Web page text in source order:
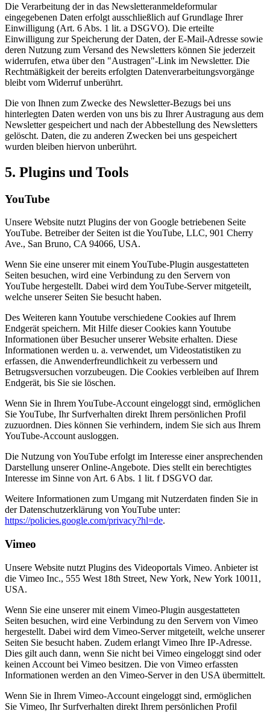
Die Verarbeitung der in das Newsletteranmeldeformular
eingegebenen Daten erfolgt ausschließlich auf Grundlage Ihrer
Einwilligung (Art. 6 Abs. 1 lit. a DSGVO). Die erteilte
Einwilligung zur Speicherung der Daten, der E-Mail-Adresse sowie
deren Nutzung zum Versand des Newsletters können Sie jederzeit
widerrufen, etwa über den "Austragen"-Link im Newsletter. Die
Rechtmäßigkeit der bereits erfolgten Datenverarbeitungsvorgänge
bleibt vom Widerruf unberührt.
Die von Ihnen zum Zwecke des Newsletter-Bezugs bei uns
hinterlegten Daten werden von uns bis zu Ihrer Austragung aus dem
Newsletter gespeichert und nach der Abbestellung des Newsletters
gelöscht. Daten, die zu anderen Zwecken bei uns gespeichert
wurden bleiben hiervon unberührt.
5. Plugins und Tools
YouTube
Unsere Website nutzt Plugins der von Google betriebenen Seite
YouTube. Betreiber der Seiten ist die YouTube, LLC, 901 Cherry
Ave., San Bruno, CA 94066, USA.
Wenn Sie eine unserer mit einem YouTube-Plugin ausgestatteten
Seiten besuchen, wird eine Verbindung zu den Servern von
YouTube hergestellt. Dabei wird dem YouTube-Server mitgeteilt,
welche unserer Seiten Sie besucht haben.
Des Weiteren kann Youtube verschiedene Cookies auf Ihrem
Endgerät speichern. Mit Hilfe dieser Cookies kann Youtube
Informationen über Besucher unserer Website erhalten. Diese
Informationen werden u. a. verwendet, um Videostatistiken zu
erfassen, die Anwenderfreundlichkeit zu verbessern und
Betrugsversuchen vorzubeugen. Die Cookies verbleiben auf Ihrem
Endgerät, bis Sie sie löschen.
Wenn Sie in Ihrem YouTube-Account eingeloggt sind, ermöglichen
Sie YouTube, Ihr Surfverhalten direkt Ihrem persönlichen Profil
zuzuordnen. Dies können Sie verhindern, indem Sie sich aus Ihrem
YouTube-Account ausloggen.
Die Nutzung von YouTube erfolgt im Interesse einer ansprechenden
Darstellung unserer Online-Angebote. Dies stellt ein berechtigtes
Interesse im Sinne von Art. 6 Abs. 1 lit. f DSGVO dar.
Weitere Informationen zum Umgang mit Nutzerdaten finden Sie in
der Datenschutzerklärung von YouTube unter:
https://policies.google.com/privacy?hl=de.
Vimeo
Unsere Website nutzt Plugins des Videoportals Vimeo. Anbieter ist
die Vimeo Inc., 555 West 18th Street, New York, New York 10011,
USA.
Wenn Sie eine unserer mit einem Vimeo-Plugin ausgestatteten
Seiten besuchen, wird eine Verbindung zu den Servern von Vimeo
hergestellt. Dabei wird dem Vimeo-Server mitgeteilt, welche unserer
Seiten Sie besucht haben. Zudem erlangt Vimeo Ihre IP-Adresse.
Dies gilt auch dann, wenn Sie nicht bei Vimeo eingeloggt sind oder
keinen Account bei Vimeo besitzen. Die von Vimeo erfassten
Informationen werden an den Vimeo-Server in den USA übermittelt.
Wenn Sie in Ihrem Vimeo-Account eingeloggt sind, ermöglichen
Sie Vimeo, Ihr Surfverhalten direkt Ihrem persönlichen Profil